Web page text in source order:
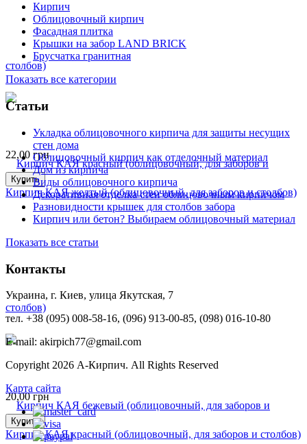
22,00 грн
Купить
Кирпич КАЯ желтый (облицовочный, для заборов и столбов)
20,00грн
Купить
Кирпич КАЯ красный (облицовочный, для заборов и столбов)
Кирпич
Облицовочный кирпич
Фасадная плитка
Крышки на забор LAND BRICK
Брусчатка гранитная
Показать все категории
Статьи
Укладка облицовочного кирпича для защиты несущих
стен дома
Облицовочный кирпич как отделочный материал
Дом из кирпича
Виды облицовочного кирпича
Декоративная отделка стен облицовочным кирпичом
Разновидности крышек для столбов забора
Кирпич или бетон? Выбираем облицовочный материал
Показать все статьи
Контакты
Украина, г. Киев, улица Якутская, 7
тел. +38 (095) 008-58-16, (096) 913-00-85, (098) 016-10-80
E-mail: akirpich77@gmail.com
Copyright 2026 А-Кирпич. All Rights Reserved
Карта сайта